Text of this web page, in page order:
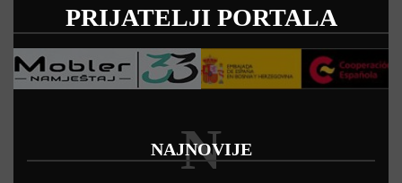
PRIJATELJI PORTALA
NAJNOVIJE
N